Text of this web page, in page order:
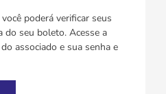
poderá verificar seus
do seu boleto. Acesse a
associado e sua senha e